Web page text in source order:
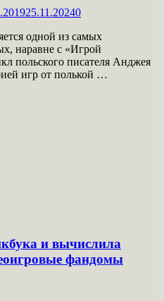
25.11.20240
одной из самых
наравне с «Игрой
польского писателя Анджея
игр от полькой …
и вычислила
фандомы